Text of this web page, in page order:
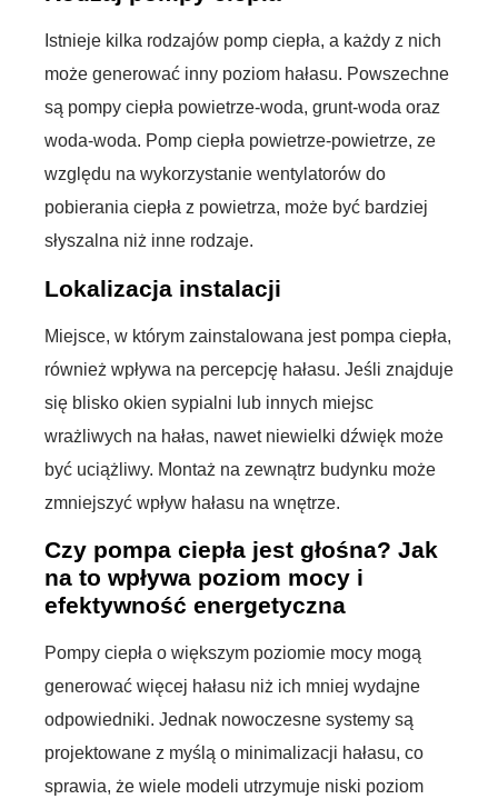
Istnieje kilka rodzajów pomp ciepła, a każdy z nich
może generować inny poziom hałasu. Powszechne
są pompy ciepła powietrze-woda, grunt-woda oraz
woda-woda. Pomp ciepła powietrze-powietrze, ze
względu na wykorzystanie wentylatorów do
pobierania ciepła z powietrza, może być bardziej
słyszalna niż inne rodzaje.
Lokalizacja instalacji
Miejsce, w którym zainstalowana jest pompa ciepła,
również wpływa na percepcję hałasu. Jeśli znajduje
się blisko okien sypialni lub innych miejsc
wrażliwych na hałas, nawet niewielki dźwięk może
być uciążliwy. Montaż na zewnątrz budynku może
zmniejszyć wpływ hałasu na wnętrze.
Czy pompa ciepła jest głośna? Jak
na to wpływa poziom mocy i
efektywność energetyczna
Pompy ciepła o większym poziomie mocy mogą
generować więcej hałasu niż ich mniej wydajne
odpowiedniki. Jednak nowoczesne systemy są
projektowane z myślą o minimalizacji hałasu, co
sprawia, że wiele modeli utrzymuje niski poziom